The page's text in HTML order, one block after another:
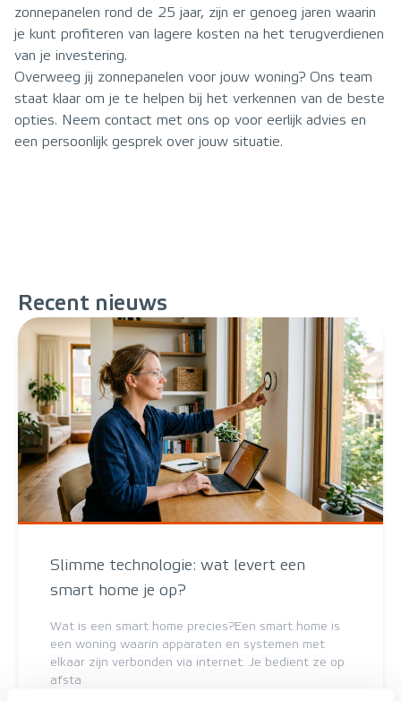
zonnepanelen rond de 25 jaar, zijn er genoeg jaren waarin
je kunt profiteren van lagere kosten na het terugverdienen
van je investering.
Overweeg jij zonnepanelen voor jouw woning? Ons team
staat klaar om je te helpen bij het verkennen van de beste
opties. Neem contact met ons op voor eerlijk advies en
een persoonlijk gesprek over jouw situatie.
Recent nieuws
Slimme technologie: wat levert een
smart home je op?
Wat is een smart home precies?Een smart home is
een woning waarin apparaten en systemen met
elkaar zijn verbonden via internet. Je bedient ze op
afsta